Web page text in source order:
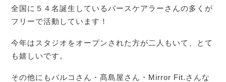
全国に５４名誕生しているバースケアラーさんの多くが
フリーで活動しています！
今年はスタジオをオープンされた方が二人もいて、とて
も嬉しいです。
その他にもパルコさん・髙島屋さん・Mirror Fit.さんな